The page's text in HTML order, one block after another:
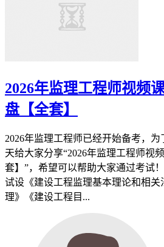
2026年监理工程师视频
盘【全套】
2026年监理工程师已经开始备考，
天给大家分享“2026年监理工程师视
套】”，希望可以帮助大家通过考试
试设《建设工程监理基本理论和相
理》《建设工程目...